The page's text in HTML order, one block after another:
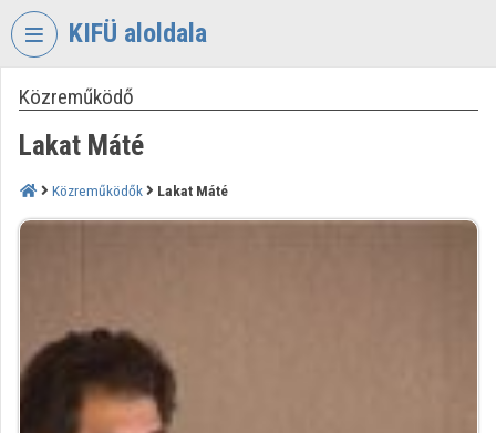
Fejléc kihagyása
KIFÜ aloldala
VIDEOTORIUM
KORMÁNYZATI
INFORMATIKAI
Bejelentkezés
Intézményi felfedezés
Közreműködő
Lakat Máté
Közreműködők Lakat Máté